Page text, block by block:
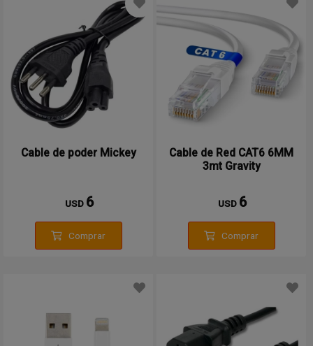
Cable de poder Mickey
USD 6
Comprar
Cable de Red CAT6 6MM
3mt Gravity
USD 6
Comprar